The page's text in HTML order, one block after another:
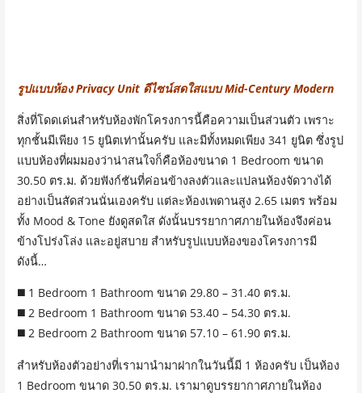
รูปแบบห้อง Privacy Unit ดีไซน์สดใสแบบ Mid-Century Modern
สิ่งที่โดดเด่นสำหรับห้องพักโครงการนี้คือความเป็นส่วนตัว เพราะ
ทุกชั้นมีเพียง 15 ยูนิตเท่านั้นครับ และมีทั้งหมดเพียง 341 ยูนิต ซึ่งรูป
แบบห้องที่ผมมองว่าน่าสนใจก็คือห้องขนาด 1 Bedroom ขนาด
30.50 ตร.ม. ด้วยฟังก์ชันที่ค่อนข้างลงตัวและแปลนห้องจัดวางได้
อย่างเป็นสัดส่วนนั่นเองครับ แต่ละห้องเพดานสูง 2.65 เมตร พร้อม
ทั้ง Mood & Tone ยังดูสดใส ดังนั้นบรรยากาศภายในห้องจึงค่อน
ข้างโปร่งโล่ง และอยู่สบาย สำหรับรูปแบบห้องของโครงการมี
ดังนี้…
◼️ 1 Bedroom 1 Bathroom ขนาด 29.80 – 31.40 ตร.ม.
◼️ 2 Bedroom 1 Bathroom ขนาด 53.40 – 54.30 ตร.ม.
◼️ 2 Bedroom 2 Bathroom ขนาด 57.10 – 61.90 ตร.ม.
สำหรับห้องตัวอย่างที่เรามานำมาฝากในวันนี้มี 1 ห้องครับ เป็นห้อง
1 Bedroom ขนาด 30.50 ตร.ม. เรามาดูบรรยากาศภายในห้อง